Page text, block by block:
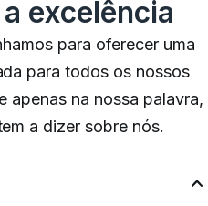
excelência
para oferecer uma
para todos os nossos
apenas na nossa palavra,
a dizer sobre nós.